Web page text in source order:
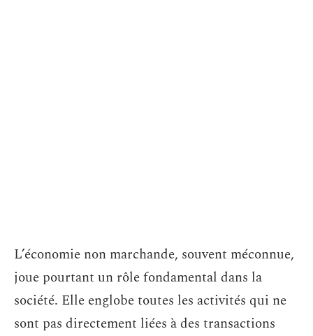
L’économie non marchande, souvent méconnue,
joue pourtant un rôle fondamental dans la
société. Elle englobe toutes les activités qui ne
sont pas directement liées à des transactions